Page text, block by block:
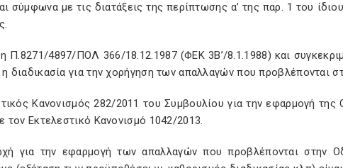
σύμφωνα με τις διατάξεις της περίπτωσης α’ της παρ. 1 του
Π.8271/4897/ΠΟΛ 366/18.12.1987 (ΦΕΚ 3Β’/8.1.1988) και
η διαδικασία για την χορήγηση των απαλλαγών που προβλέπονται
Κανονισμός 282/2011 του Συμβουλίου για την εφαρμογή
τον Εκτελεστικό Κανονισμό 1042/2013.
για την εφαρμογή των απαλλαγών που προβλέπονται στην